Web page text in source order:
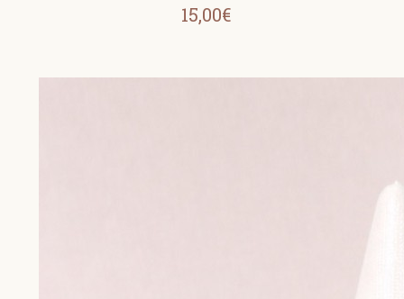
15,00€